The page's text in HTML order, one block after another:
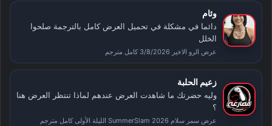
وئام
دائما في مشكلة في تحميل العرض كامل بالترجمة صلحوا
الخلل
عرض الرو الاخير 3/8/2026 كامل مترجم
زعيم الحلبة
وليه حضرتك ما شاهدت العرض عندهم لماذا تنتظر العرض هنا
؟
عرض سمر سلام SummerSlam 2026 الليلة الأولى كامل مترجم